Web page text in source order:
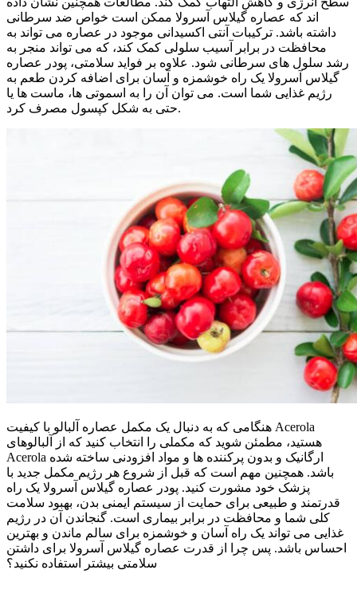
اند که عصاره گیلاس آسرولا ممکن است خواص ضد سرطانی
داشته باشد. ترکیبات آنتی اکسیدانی موجود در عصاره می تواند به
محافظت در برابر آسیب سلولی کمک کند، که می تواند منجر به
رشد سلول های سرطانی شود. علاوه بر فواید سلامتی، پودر عصاره
گیلاس آسرولا یک راه خوشمزه و آسان برای اضافه کردن طعم به
رژیم غذایی شما است. می توان آن را به اسموتی ها، ماست ها یا
حتی به شکل کپسول مصرف کرد.
هنگامی که به دنبال یک مکمل عصاره آلبالو با کیفیت Acerola
هستید، مطمئن شوید که مکملی را انتخاب کنید که از آلبالوهای
Acerola ارگانیک و بدون پرکننده ها و مواد افزودنی ساخته شده
باشد. همچنین مهم است که قبل از شروع هر رژیم مکمل جدید با
پزشک خود مشورت کنید. پودر عصاره گیلاس آسرولا یک راه
قدرتمند و طبیعی برای حمایت از سیستم ایمنی بدن، بهبود سلامت
کلی شما و محافظت در برابر بیماری است. گنجاندن آن در رژیم
غذایی می تواند یک راه آسان و خوشمزه برای سالم ماندن و بهترین
احساس باشد. پس چرا از قدرت عصاره گیلاس آسرولا برای داشتن
سلامتی بیشتر استفاده نکنید؟